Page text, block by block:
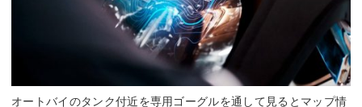
オートバイのタンク付近を専用ゴーグルを通して見るとマップ情